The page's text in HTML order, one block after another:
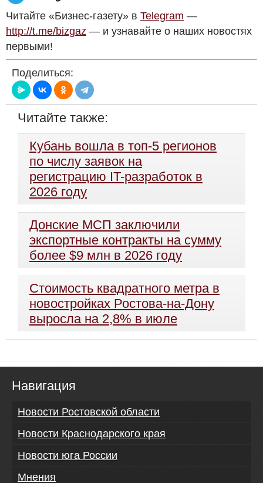
Читайте «Бизнес-газету» в Telegram —
http://t.me/bizgaz — и узнавайте о наших новостях
первыми!
Поделиться:
Читайте также:
Кубань вошла в топ-5 регионов
по числу заявок на
регистрацию IT-разработок в
2026 году
Донские МСП заключили
экспортные контракты на сумму
более $9 млн в 2026 году
Стоимость квадратного метра в
новостройках Ростова-на-Дону
выросла на 2,8% в июле
Навигация
Новости Ростовской области
Новости Краснодарского края
Новости юга России
Мнения